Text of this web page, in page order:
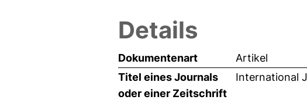
Details
Dokumentenart
Artikel
Titel eines Journals
oder einer Zeitschrift
International